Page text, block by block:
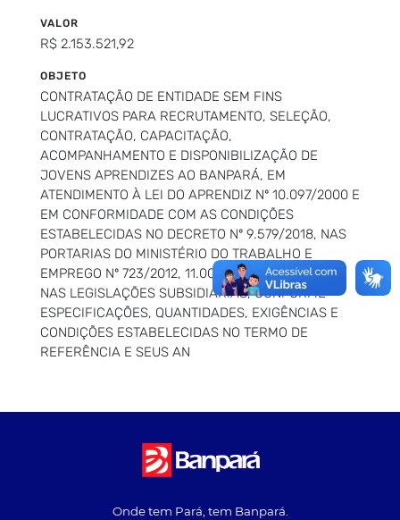
VALOR
R$ 2.153.521,92
OBJETO
CONTRATAÇÃO DE ENTIDADE SEM FINS
LUCRATIVOS PARA RECRUTAMENTO, SELEÇÃO,
CONTRATAÇÃO, CAPACITAÇÃO,
ACOMPANHAMENTO E DISPONIBILIZAÇÃO DE
JOVENS APRENDIZES AO BANPARÁ, EM
ATENDIMENTO À LEI DO APRENDIZ Nº 10.097/2000 E
EM CONFORMIDADE COM AS CONDIÇÕES
ESTABELECIDAS NO DECRETO Nº 9.579/2018, NAS
PORTARIAS DO MINISTÉRIO DO TRABALHO E
EMPREGO Nº 723/2012, 11.005/2013, 634/2018 E
NAS LEGISLAÇÕES SUBSIDIÁRIAS, CONFORME
ESPECIFICAÇÕES, QUANTIDADES, EXIGÊNCIAS E
CONDIÇÕES ESTABELECIDAS NO TERMO DE
REFERÊNCIA E SEUS AN
Onde tem Pará, tem Banpará.